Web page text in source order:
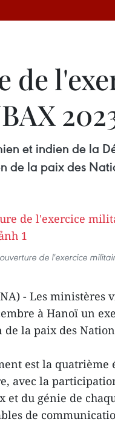
de
et indien de la
de la paix des
de l'exercice
- Les ministères
à Hanoï un
la paix des
est la quatrième
avec la
et du génie de
de